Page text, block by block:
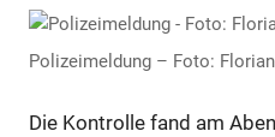
Polizeimeldung – Foto:
Die Kontrolle fand am